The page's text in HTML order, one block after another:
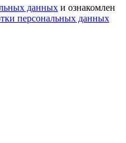
данных и ознакомлен
персональных данных